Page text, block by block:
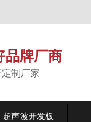
品牌厂商
制厂家
超声波开发板